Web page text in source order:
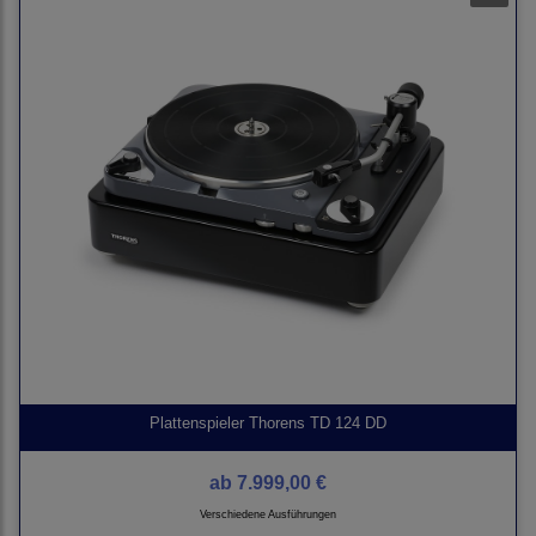
Plattenspieler Thorens TD 124 DD
ab 7.999,00 €
Verschiedene Ausführungen